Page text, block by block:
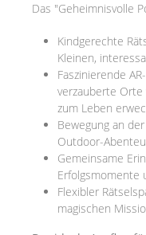
Das "Geheimnisvolle
Kindgerechte
Kleinen,
Faszinierende
verzauberte
zum Leben
Bewegung an
Outdoor-
Gemeinsame
Erfolgsmomente
Flexibler
magischen